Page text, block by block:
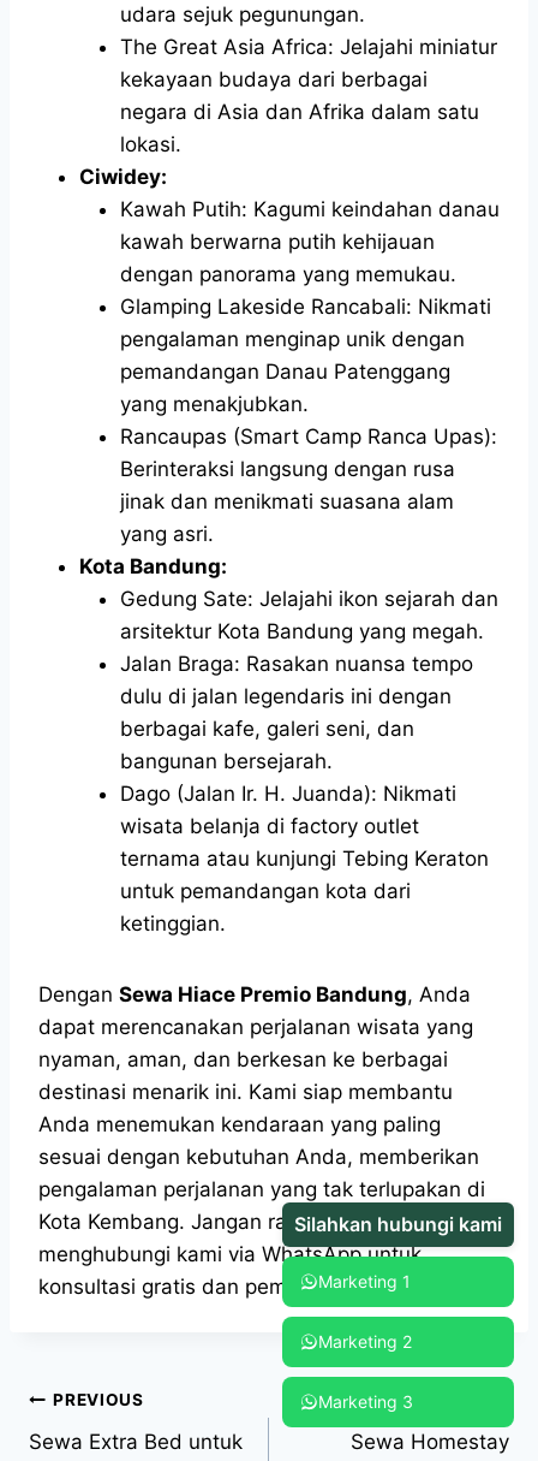
udara sejuk pegunungan.
The Great Asia Africa: Jelajahi miniatur
kekayaan budaya dari berbagai
negara di Asia dan Afrika dalam satu
lokasi.
Ciwidey:
Kawah Putih: Kagumi keindahan danau
kawah berwarna putih kehijauan
dengan panorama yang memukau.
Glamping Lakeside Rancabali: Nikmati
pengalaman menginap unik dengan
pemandangan Danau Patenggang
yang menakjubkan.
Rancaupas (Smart Camp Ranca Upas):
Berinteraksi langsung dengan rusa
jinak dan menikmati suasana alam
yang asri.
Kota Bandung:
Gedung Sate: Jelajahi ikon sejarah dan
arsitektur Kota Bandung yang megah.
Jalan Braga: Rasakan nuansa tempo
dulu di jalan legendaris ini dengan
berbagai kafe, galeri seni, dan
bangunan bersejarah.
Dago (Jalan Ir. H. Juanda): Nikmati
wisata belanja di factory outlet
ternama atau kunjungi Tebing Keraton
untuk pemandangan kota dari
ketinggian.
Dengan Sewa Hiace Premio Bandung, Anda
dapat merencanakan perjalanan wisata yang
nyaman, aman, dan berkesan ke berbagai
destinasi menarik ini. Kami siap membantu
Anda menemukan kendaraan yang paling
sesuai dengan kebutuhan Anda, memberikan
pengalaman perjalanan yang tak terlupakan di
Kota Kembang. Jangan ragu untuk
menghubungi kami via WhatsApp untuk
konsultasi gratis dan pemesanan.
PREVIOUS
Sewa Extra Bed untuk Sewa Homestay
Silahkan hubungi kami
Marketing 1
Marketing 2
Marketing 3